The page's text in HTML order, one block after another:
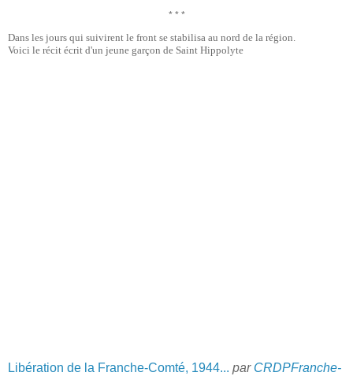
* * *
Dans les jours qui suivirent le front se stabilisa au nord de la région.
Voici le récit écrit d'un jeune garçon de Saint Hippolyte
Libération de la Franche-Comté, 1944... par CRDPFranche-